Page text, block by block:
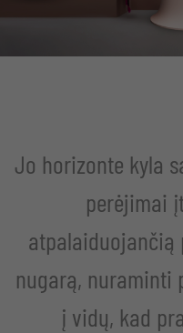
Jo horizonte kyla
perėjimai
nugarą, nuraminti
į vidų, kad